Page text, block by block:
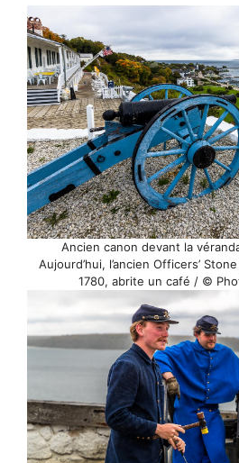
Ancien canon devant la
Aujourd’hui, l’ancien Officers’
1780, abrite un café / ©